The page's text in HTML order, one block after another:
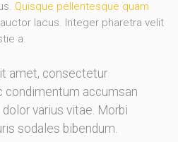
Quisque pellentesque quam
lacus. Integer pharetra velit
a.
amet, consectetur
condimentum accumsan
varius vitae. Morbi
sodales bibendum.